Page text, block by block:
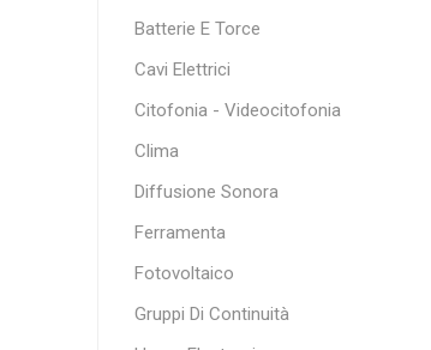
Batterie E Torce
Cavi Elettrici
Citofonia - Videocitofonia
Clima
Diffusione Sonora
Ferramenta
Fotovoltaico
Gruppi Di Continuità